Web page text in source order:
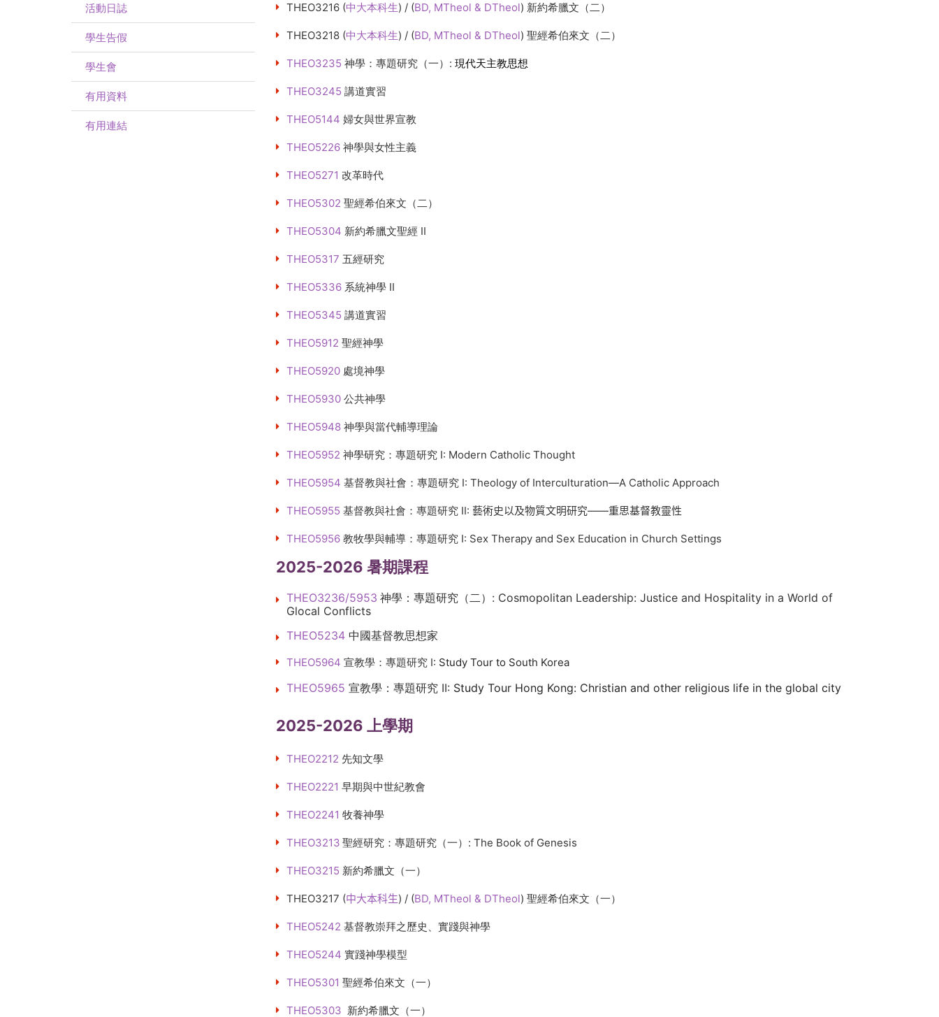
THEO3216 (中大本科生) / (BD, MTheol & DTheol) 新約希臘文（二）
THEO3218 (中大本科生) / (BD, MTheol & DTheol) 聖經希伯來文（二）
THEO3235 神學：專題研究（一）: 現代天主教思想
THEO3245 講道實習
THEO5144 婦女與世界宣教
THEO5226 神學與女性主義
THEO5271 改革時代
THEO5302 聖經希伯來文（二）
THEO5304 新約希臘文聖經 II
THEO5317 五經研究
THEO5336 系統神學 II
THEO5345 講道實習
THEO5912 聖經神學
THEO5920 處境神學
THEO5930公共神學
THEO5948 神學與當代輔導理論
THEO5952 神學研究：專題研究 I: Modern Catholic Thought
THEO5954 基督教與社會：專題研究 I: Theology of Interculturation—A Catholic Approach
THEO5955 基督教與社會：專題研究 II: 藝術史以及物質文明研究——重思基督教靈性
THEO5956 教牧學與輔導：專題研究 I: Sex Therapy and Sex Education in Church Settings
2025-2026 暑期課程
THEO3236/5953 神學：專題研究（二）: Cosmopolitan Leadership: Justice and Hospitality in a World of
Glocal Conflicts
THEO5234 中國基督教思想家
THEO5964 宣教學：專題研究 I: Study Tour to South Korea
THEO5965 宣教學：專題研究 II: Study Tour Hong Kong: Christian and other religious life in the global city
2025-2026 上學期
THEO2212 先知文學
THEO2221 早期與中世紀教會
THEO2241 牧養神學
THEO3213 聖經研究：專題研究（一）: The Book of Genesis
THEO3215 新約希臘文（一）
THEO3217 (中大本科生) / (BD, MTheol & DTheol) 聖經希伯來文（一）
THEO5242 基督教崇拜之歷史、實踐與神學
THEO5244 實踐神學模型
THEO5301 聖經希伯來文（一）
THEO5303 新約希臘文（一）
活動日誌
學生告假
學生會
有用資料
有用連結